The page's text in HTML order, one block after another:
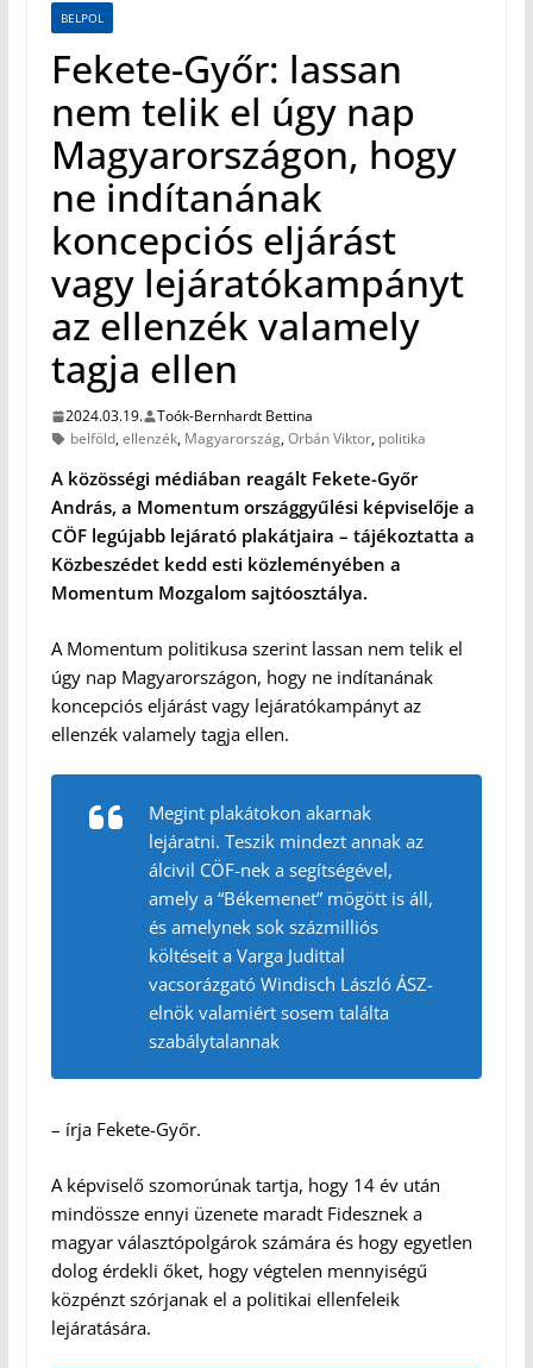
BELPOL
Fekete-Győr: lassan
nem telik el úgy nap
Magyarországon, hogy
ne indítanának
koncepciós eljárást
vagy lejáratókampányt
az ellenzék valamely
tagja ellen
2024.03.19.
Toók-Bernhardt Bettina
belföld,ellenzék, Magyarország,Orbán Viktor, politika
A közösségi médiában reagált Fekete-Győr
András, a Momentum országgyűlési képviselője a
CÖF legújabb lejárató plakátjaira – tájékoztatta a
Közbeszédet kedd esti közleményében a
Momentum Mozgalom sajtóosztálya.
A Momentum politikusa szerint lassan nem telik el
úgy nap Magyarországon, hogy ne indítanának
koncepciós eljárást vagy lejáratókampányt az
ellenzék valamely tagja ellen.
Megint plakátokon akarnak
lejáratni. Teszik mindezt annak az
álcivil CÖF-nek a segítségével,
amely a “Békemenet” mögött is áll,
és amelynek sok százmilliós
költéseit a Varga Judittal
vacsorázgató Windisch László ÁSZ-
elnök valamiért sosem találta
szabálytalannak
– írja Fekete-Győr.
A képviselő szomorúnak tartja, hogy 14 év után
mindössze ennyi üzenete maradt Fidesznek a
magyar választópolgárok számára és hogy egyetlen
dolog érdekli őket, hogy végtelen mennyiségű
közpénzt szórjanak el a politikai ellenfeleik
lejáratására.